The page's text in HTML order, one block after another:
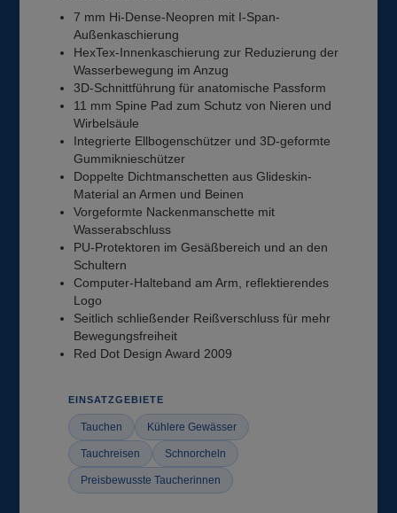
7 mm Hi-Dense-Neopren mit I-Span-
Außenkaschierung
HexTex-Innenkaschierung zur Reduzierung der
Wasserbewegung im Anzug
3D-Schnittführung für anatomische Passform
11 mm Spine Pad zum Schutz von Nieren und
Wirbelsäule
Integrierte Ellbogenschützer und 3D-geformte
Gummiknieschützer
Doppelte Dichtmanschetten aus Glideskin-
Material an Armen und Beinen
Vorgeformte Nackenmanschette mit
Wasserabschluss
PU-Protektoren im Gesäßbereich und an den
Schultern
Computer-Halteband am Arm, reflektierendes
Logo
Seitlich schließender Reißverschluss für mehr
Bewegungsfreiheit
Red Dot Design Award 2009
EINSATZGEBIETE
Tauchen Kühlere Gewässer
Tauchreisen Schnorcheln
Preisbewusste Taucherinnen